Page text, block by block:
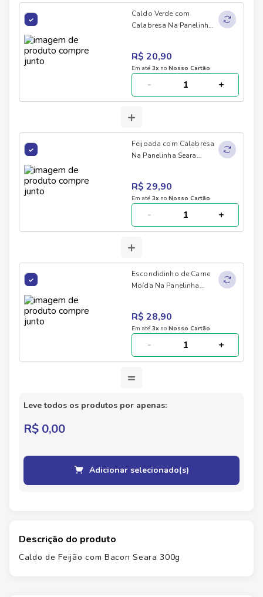
Caldo Verde com
Calabresa Na Panelinha
R$ 20,90
Em até 3x no Nosso Cartão
- +
+
Feijoada com Calabresa
Na Panelinha Seara
R$ 29,90
Em até 3x no Nosso Cartão
- +
+
Escondidinho de Carne
Moída Na Panelinha
R$ 28,90
Em até 3x no Nosso Cartão
- +
=
Leve todos os produtos por apenas:
R$ 0,00
Adicionar selecionado(s)
Descrição do produto
Caldo de Feijão com Bacon Seara 300g